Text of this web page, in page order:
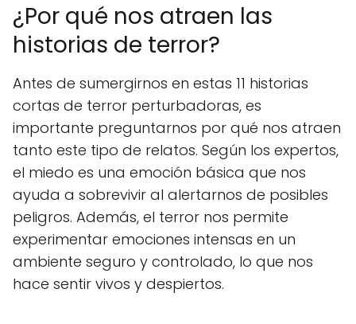
¿Por qué nos atraen las
historias de terror?
Antes de sumergirnos en estas 11 historias
cortas de terror perturbadoras, es
importante preguntarnos por qué nos atraen
tanto este tipo de relatos. Según los expertos,
el miedo es una emoción básica que nos
ayuda a sobrevivir al alertarnos de posibles
peligros. Además, el terror nos permite
experimentar emociones intensas en un
ambiente seguro y controlado, lo que nos
hace sentir vivos y despiertos.